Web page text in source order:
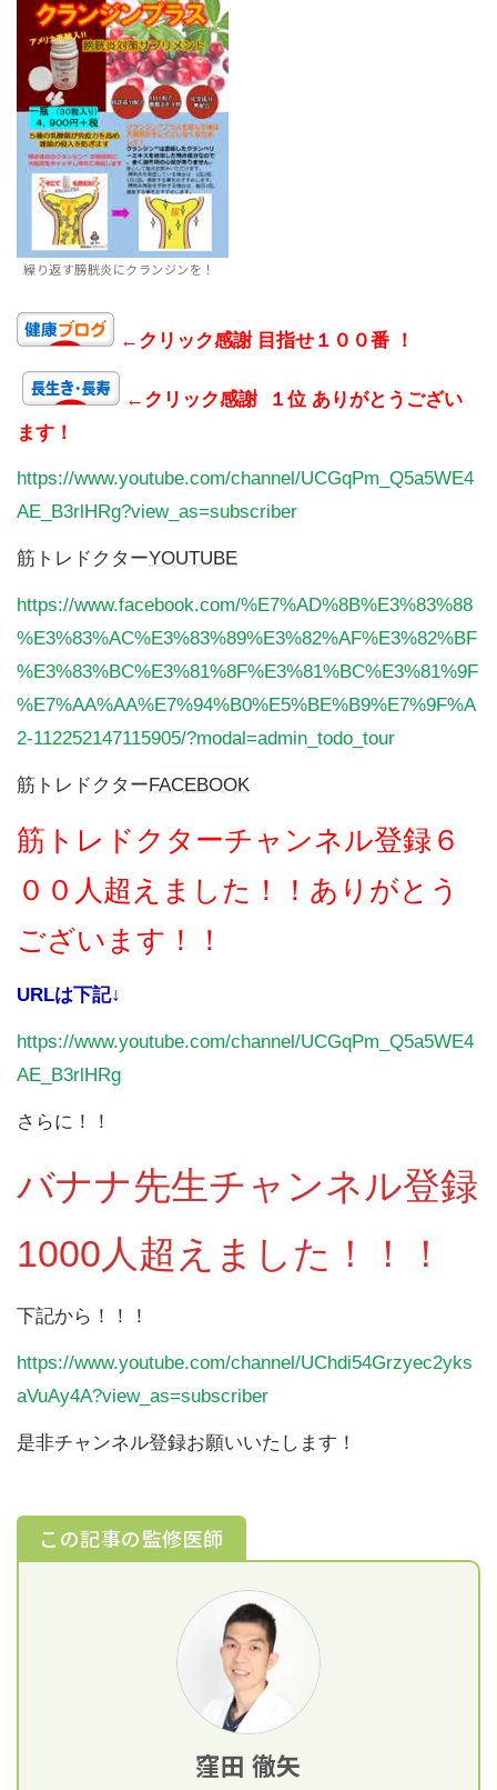
繰り返す膀胱炎にクランジンを！
←クリック感謝 目指せ１００番 ！
←クリック感謝 １位 ありがとうござい
ます！
https://www.youtube.com/channel/UCGqPm_Q5a5WE4
AE_B3rlHRg?view_as=subscriber
筋トレドクターYOUTUBE
https://www.facebook.com/%E7%AD%8B%E3%83%88
%E3%83%AC%E3%83%89%E3%82%AF%E3%82%BF
%E3%83%BC%E3%81%8F%E3%81%BC%E3%81%9F
%E7%AA%AA%E7%94%B0%E5%BE%B9%E7%9F%A
2-112252147115905/?modal=admin_todo_tour
筋トレドクターFACEBOOK
筋トレドクターチャンネル登録６
００ 人超えました！！ありがとう
ございます！！
URLは下記↓
https://www.youtube.com/channel/UCGqPm_Q5a5WE4
AE_B3rlHRg
さらに！！
バナナ先生チャンネル登録
1000人超えました！！！
下記から！！！
https://www.youtube.com/channel/UChdi54Grzyec2yks
aVuAy4A?view_as=subscriber
是非チャンネル登録お願いいたします！
この記事の監修医師
窪田 徹矢